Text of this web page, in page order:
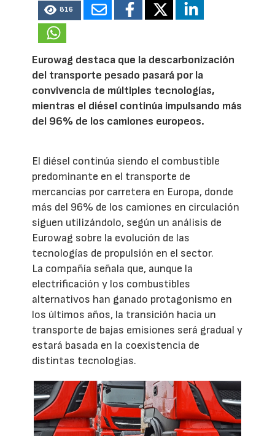
816
Eurowag destaca que la descarbonización
del transporte pesado pasará por la
convivencia de múltiples tecnologías,
mientras el diésel continúa impulsando más
del 96% de los camiones europeos.
El diésel continúa siendo el combustible
predominante en el transporte de
mercancías por carretera en Europa, donde
más del 96% de los camiones en circulación
siguen utilizándolo, según un análisis de
Eurowag sobre la evolución de las
tecnologías de propulsión en el sector.
La compañía señala que, aunque la
electrificación y los combustibles
alternativos han ganado protagonismo en
los últimos años, la transición hacia un
transporte de bajas emisiones será gradual y
estará basada en la coexistencia de
distintas tecnologías.